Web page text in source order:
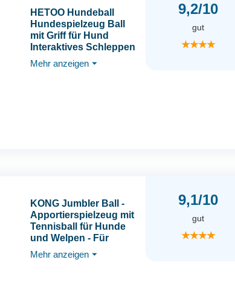
HETOO Hundeball
Hundespielzeug Ball
mit Griff für Hund
Interaktives Schleppen
von Krieg Wasser
Hundebälle Spielzeug
Mehr anzeigen ⏷
9,2/10
gut
★★★★
KONG Jumbler Ball -
Apportierspielzeug mit
Tennisball für Hunde
und Welpen - Für
Mittlere/Große Hunde
Mehr anzeigen ⏷
9,1/10
gut
★★★★